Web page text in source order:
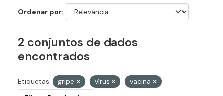
Ordenar por
2 conjuntos de dados
encontrados
Etiquetas: gripe vírus
vacina